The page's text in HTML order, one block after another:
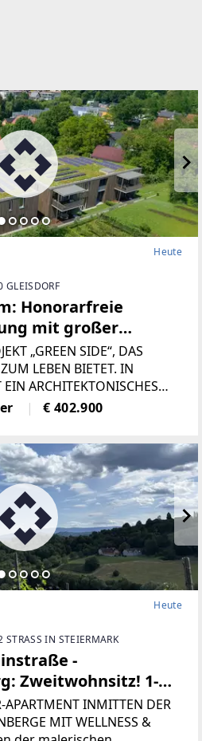
Heute
GLEISDORF
Honorarfreie
mit großer
Parkdeck.
im GREEN SIDE.
„GREEN SIDE“, DAS
LEBEN BIETET. IN
EIN ARCHITEKTONISCHES
AN DEM MODERNES
BAUWEISE UND DIE
€ 402.900
Heute
IN STEIERMARK
-
Zweitwohnsitz! 1-
mit Terrasse,
Fitnessraum
APARTMENT INMITTEN DER
MIT WELLNESS &